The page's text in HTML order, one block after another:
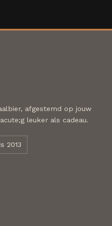
afgestemd op jouw
leuker als cadeau.
2013